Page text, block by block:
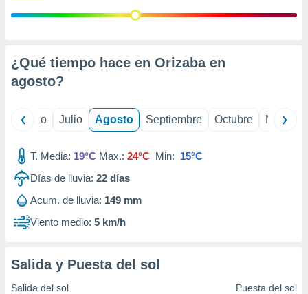
e
mediante
1199
¿Qué tiempo hace en Orizaba en
agosto?
Junio Julio Agosto Septiembre Octubre
T. Media: 19°C Max.: 24°C Min: 15°C
Días de lluvia: 22 días
Acum. de lluvia: 149 mm
Viento medio: 5 km/h
Salida y Puesta del sol
Salida del sol Puesta del sol